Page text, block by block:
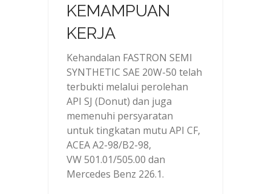
KEMAMPUAN
KERJA
Kehandalan FASTRON SEMI
SYNTHETIC SAE 20W-50 telah
terbukti melalui perolehan
API SJ (Donut) dan juga
memenuhi persyaratan
untuk tingkatan mutu API CF,
ACEA A2-98/B2-98,
VW 501.01/505.00 dan
Mercedes Benz 226.1.